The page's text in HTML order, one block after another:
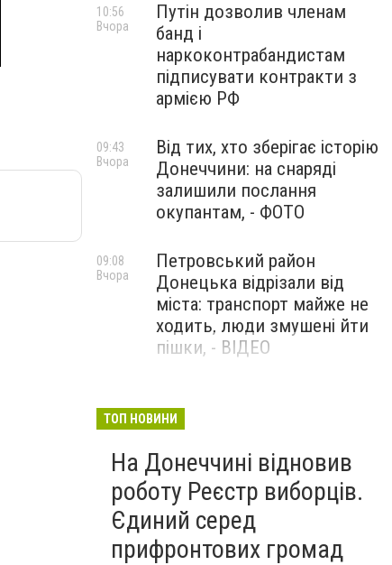
Путін дозволив членам
банд і
наркоконтрабандистам
підписувати контракти з
армією РФ
10:56
Вчора
Від тих, хто зберігає історію
Донеччини: на снаряді
залишили послання
окупантам, - ФОТО
09:43
Вчора
Петровський район
Донецька відрізали від
міста: транспорт майже не
ходить, люди змушені йти
пішки, - ВІДЕО
09:08
Вчора
війни. РФ вдарила
столиці. 15 людей загинули.
В Росії палають
енергопідстанції та
черговий WB
Вчора
ТОП НОВИНИ
На Донеччині відновив
роботу Реєстр виборців.
Єдиний серед
прифронтових громад